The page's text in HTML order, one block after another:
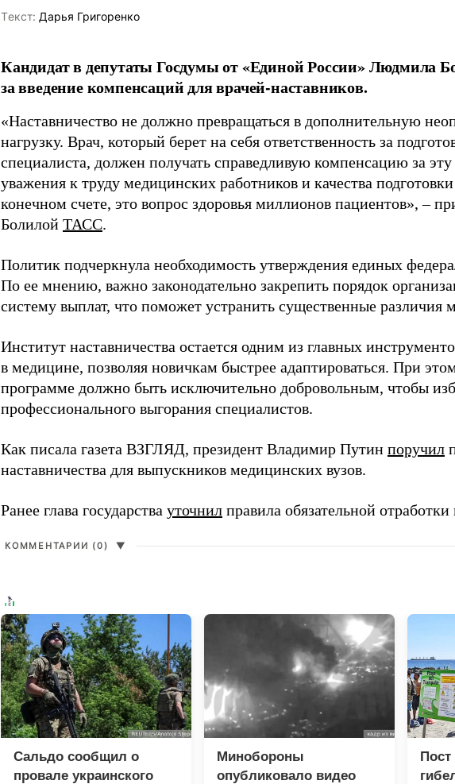
Tекст: Дарья Григоренко
Кандидат в депутаты Госдумы от «Единой России» Людмила
за введение компенсаций для врачей-наставников.
«Наставничество не должно превращаться в дополнительную
нагрузку. Врач, который берет на себя ответственность за
специалиста, должен получать справедливую компенсацию за эту
уважения к труду медицинских работников и качества
конечном счете, это вопрос здоровья миллионов пациентов», –
Болилой ТАСС.
Политик подчеркнула необходимость утверждения единых
По ее мнению, важно законодательно закрепить порядок
систему выплат, что поможет устранить существенные различия
Институт наставничества остается одним из главных
в медицине, позволяя новичкам быстрее адаптироваться. При
программе должно быть исключительно добровольным, чтобы
профессионального выгорания специалистов.
Как писала газета ВЗГЛЯД, президент Владимир Путин поручил
наставничества для выпускников медицинских вузов.
Ранее глава государства уточнил правила обязательной
КОММЕНТАРИИ (0) ▼
Сальдо сообщил о
провале украинского
Минобороны
опубликовало видео